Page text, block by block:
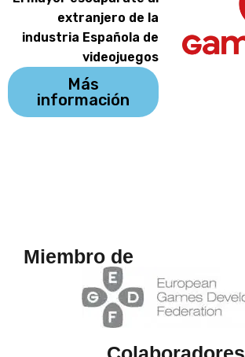
extranjero de la
industria Española de
videojuegos
Más
información
Miembro de